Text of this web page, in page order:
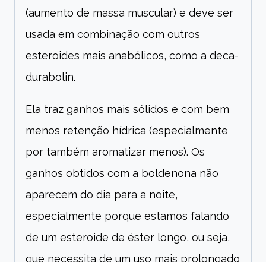
(aumento de massa muscular) e deve ser
usada em combinação com outros
esteroides mais anabólicos, como a deca-
durabolin.
Ela traz ganhos mais sólidos e com bem
menos retenção hídrica (especialmente
por também aromatizar menos). Os
ganhos obtidos com a boldenona não
aparecem do dia para a noite,
especialmente porque estamos falando
de um esteroide de éster longo, ou seja,
que necessita de um uso mais prolongado